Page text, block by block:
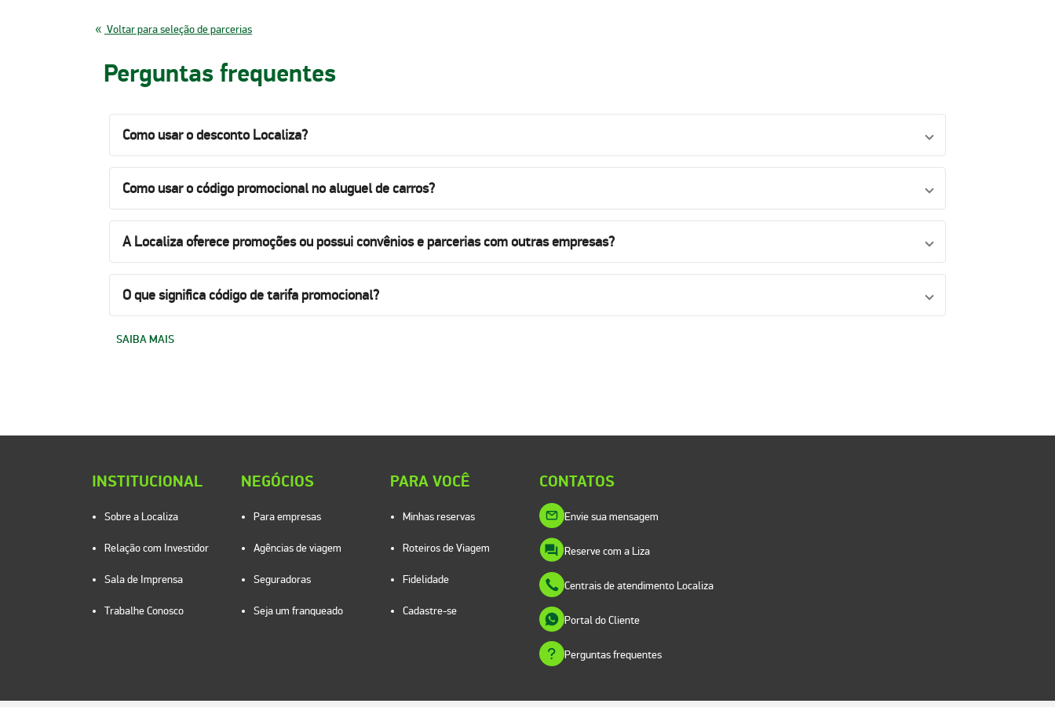
Voltar para seleção de parcerias
Perguntas frequentes
Como usar o desconto Localiza?
Como usar o código promocional no aluguel de carros?
A Localiza oferece promoções ou possui convênios e parcerias com outras empresas?
O que significa código de tarifa promocional?
SAIBA MAIS
INSTITUCIONAL
Sobre a Localiza
Relação com Investidor
Sala de Imprensa
Trabalhe Conosco
NEGÓCIOS
Para empresas
Agências de viagem
Seguradoras
Seja um franqueado
PARA VOCÊ
Minhas reservas
Roteiros de Viagem
Fidelidade
Cadastre-se
CONTATOS
Envie sua mensagem
Reserve com a Liza
Centrais de atendimento Localiza
Portal do Cliente
Perguntas frequentes